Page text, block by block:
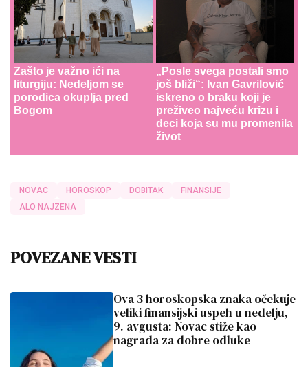
Zašto je važno ići na
liturgiju: Nedeljom se
porodica okuplja pred
Bogom
„Posle svega postali smo
još bliži“: Ivan Gavrilović
iskreno o braku koji je
preživeo najveću krizu i
deci koja su mu promenila
život
NOVAC HOROSKOP DOBITAK
FINANSIJE
ALO NAJZENA
POVEZANE VESTI
Ova 3 horoskopska znaka očekuje
veliki finansijski uspeh u nedelju,
9. avgusta: Novac stiže kao
nagrada za dobre odluke